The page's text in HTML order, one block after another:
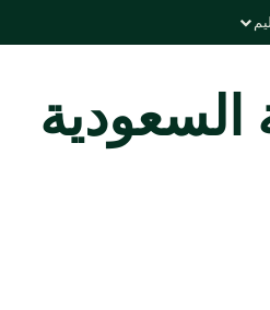
السعودية